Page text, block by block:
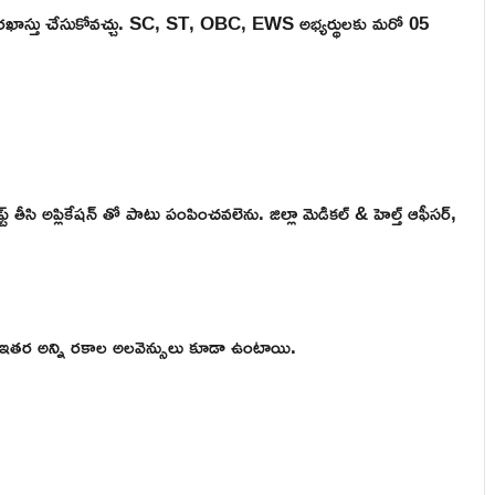
చేసుకోవచ్చు. SC, ST, OBC, EWS అభ్యర్థులకు మరో 05
తీసి అప్లికేషన్ తో పాటు పంపించవలెను. జిల్లా మెడికల్ & హెల్త్ ఆఫీసర్,
ఇతర అన్ని రకాల అలవెన్సులు కూడా ఉంటాయి.